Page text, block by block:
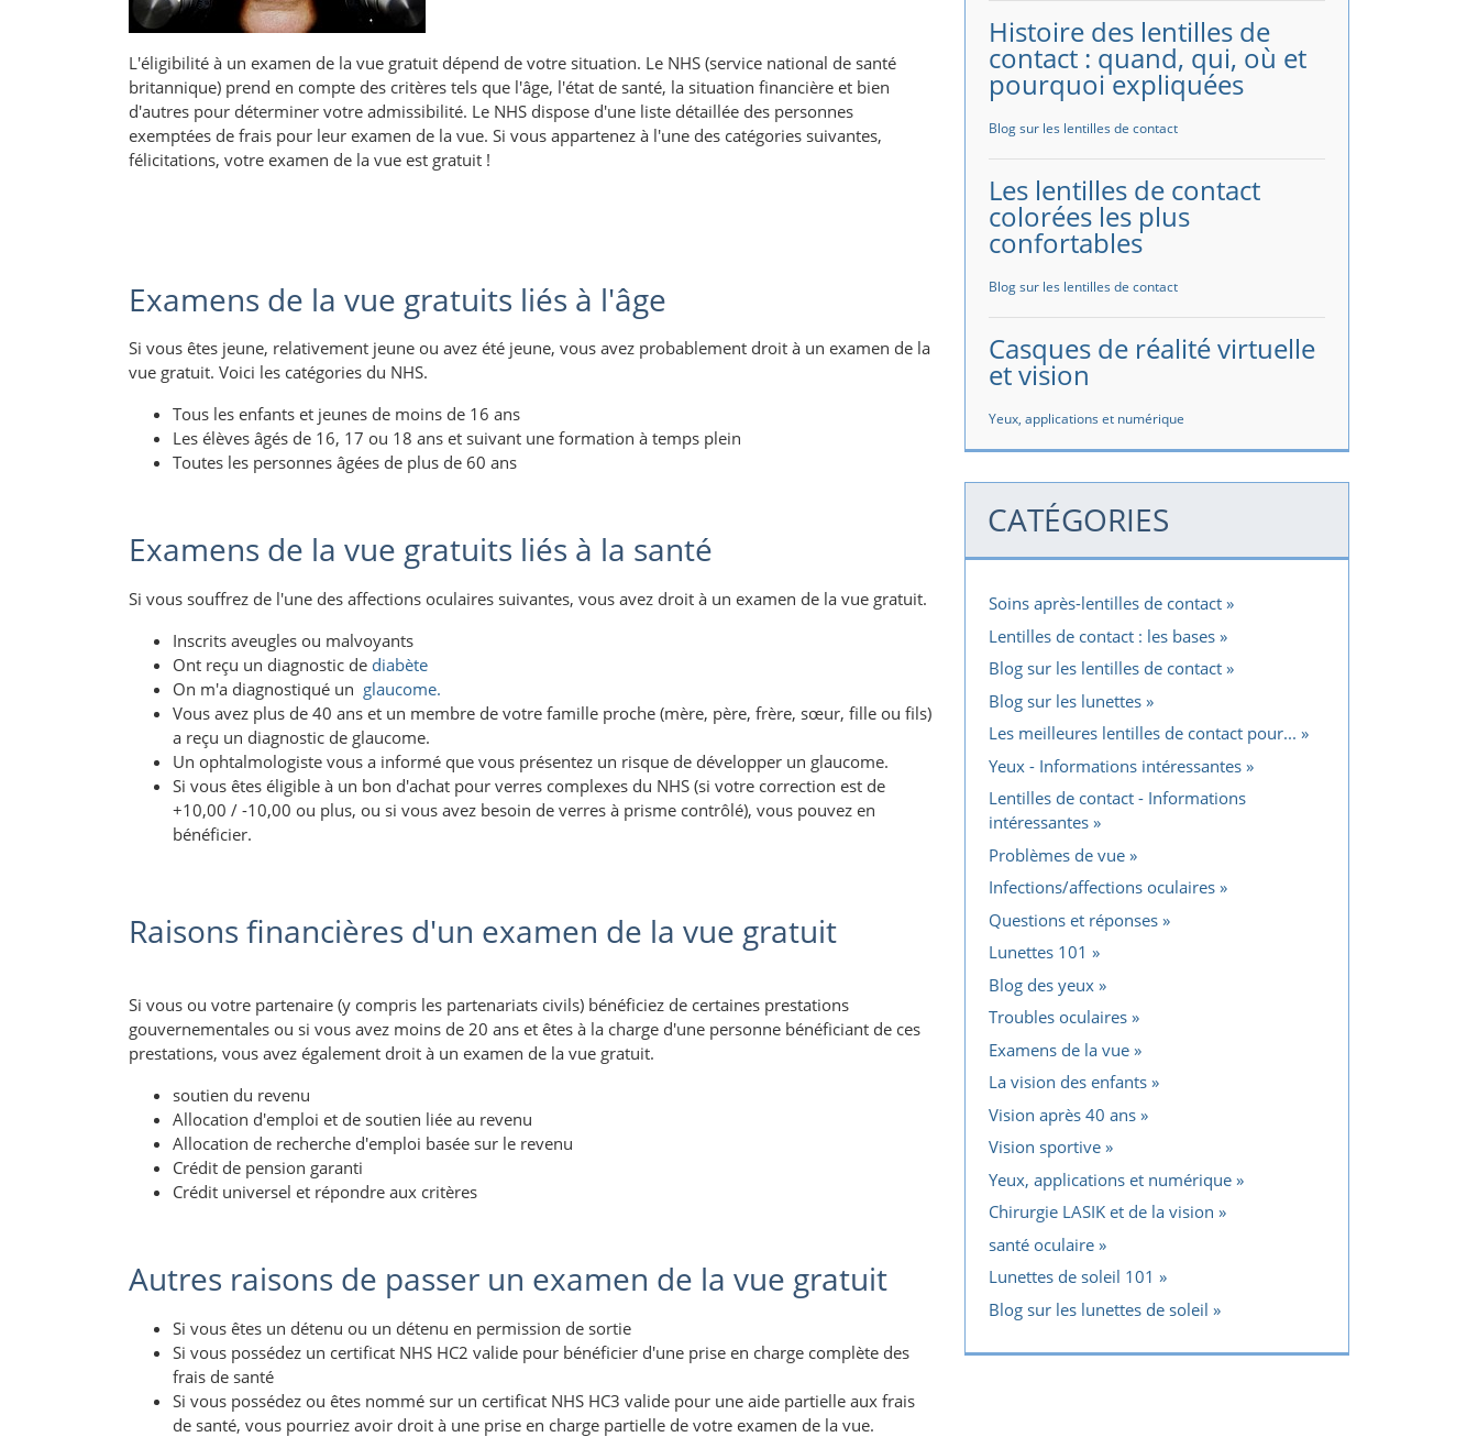
L'éligibilité à un examen de la vue gratuit dépend de votre situation. Le NHS (service national de santé
britannique) prend en compte des critères tels que l'âge, l'état de santé, la situation financière et bien
d'autres pour déterminer votre admissibilité. Le NHS dispose d'une liste détaillée des personnes
exemptées de frais pour leur examen de la vue. Si vous appartenez à l'une des catégories suivantes,
félicitations, votre examen de la vue est gratuit !
Examens de la vue gratuits liés à l'âge
Si vous êtes jeune, relativement jeune ou avez été jeune, vous avez probablement droit à un examen de la
vue gratuit. Voici les catégories du NHS.
Tous les enfants et jeunes de moins de 16 ans
Les élèves âgés de 16, 17 ou 18 ans et suivant une formation à temps plein
Toutes les personnes âgées de plus de 60 ans
Examens de la vue gratuits liés à la santé
Si vous souffrez de l'une des affections oculaires suivantes, vous avez droit à un examen de la vue gratuit.
Inscrits aveugles ou malvoyants
Ont reçu un diagnostic de diabète
On m'a diagnostiqué un glaucome.
Vous avez plus de 40 ans et un membre de votre famille proche (mère, père, frère, sœur, fille ou fils)
a reçu un diagnostic de glaucome.
Un ophtalmologiste vous a informé que vous présentez un risque de développer un glaucome.
Si vous êtes éligible à un bon d'achat pour verres complexes du NHS (si votre correction est de
+10,00 / -10,00 ou plus, ou si vous avez besoin de verres à prisme contrôlé), vous pouvez en
bénéficier.
Raisons financières d'un examen de la vue gratuit
Si vous ou votre partenaire (y compris les partenariats civils) bénéficiez de certaines prestations
gouvernementales ou si vous avez moins de 20 ans et êtes à la charge d'une personne bénéficiant de ces
prestations, vous avez également droit à un examen de la vue gratuit.
soutien du revenu
Allocation d'emploi et de soutien liée au revenu
Allocation de recherche d'emploi basée sur le revenu
Crédit de pension garanti
Crédit universel et répondre aux critères
Autres raisons de passer un examen de la vue gratuit
Si vous êtes un détenu ou un détenu en permission de sortie
Si vous possédez un certificat NHS HC2 valide pour bénéficier d'une prise en charge complète des
frais de santé
Si vous possédez ou êtes nommé sur un certificat NHS HC3 valide pour une aide partielle aux frais
de santé, vous pourriez avoir droit à une prise en charge partielle de votre examen de la vue.
Histoire des lentilles de
contact : quand, qui, où et
pourquoi expliquées
Blog sur les lentilles de contact
Les lentilles de contact
colorées les plus
confortables
Blog sur les lentilles de contact
Casques de réalité virtuelle
et vision
Yeux, applications et numérique
CATÉGORIES
Soins après-lentilles de contact
Lentilles de contact : les bases
Blog sur les lentilles de contact
Blog sur les lunettes
Les meilleures lentilles de contact pour...
Yeux - Informations intéressantes
Lentilles de contact - Informations
intéressantes
Problèmes de vue
Infections/affections oculaires
Questions et réponses
Lunettes 101
Blog des yeux
Troubles oculaires
Examens de la vue
La vision des enfants
Vision après 40 ans
Vision sportive
Yeux, applications et numérique
Chirurgie LASIK et de la vision
santé oculaire
Lunettes de soleil 101
Blog sur les lunettes de soleil